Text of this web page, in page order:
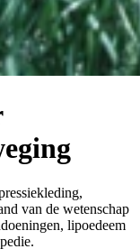
van de wetenschap
lipoedeem